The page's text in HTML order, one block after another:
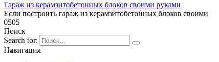
Гараж из керамзитобетонных блоков своими руками
Если построить гараж из керамзитобетонных блоков своими
0505
Поиск
Search for:
Навигация